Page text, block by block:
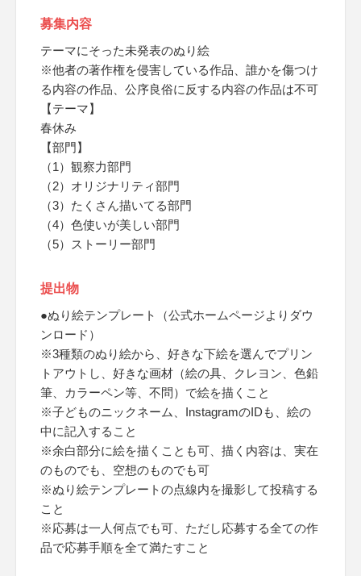
募集内容
テーマにそった未発表のぬり絵
※他者の著作権を侵害している作品、誰かを傷つけ
る内容の作品、公序良俗に反する内容の作品は不可
【テーマ】
春休み
【部門】
（1）観察力部門
（2）オリジナリティ部門
（3）たくさん描いてる部門
（4）色使いが美しい部門
（5）ストーリー部門
提出物
●ぬり絵テンプレート（公式ホームページよりダウ
ンロード）
※3種類のぬり絵から、好きな下絵を選んでプリン
トアウトし、好きな画材（絵の具、クレヨン、色鉛
筆、カラーペン等、不問）で絵を描くこと
※子どものニックネーム、InstagramのIDも、絵の
中に記入すること
※余白部分に絵を描くことも可、描く内容は、実在
のものでも、空想のものでも可
※ぬり絵テンプレートの点線内を撮影して投稿する
こと
※応募は一人何点でも可、ただし応募する全ての作
品で応募手順を全て満たすこと